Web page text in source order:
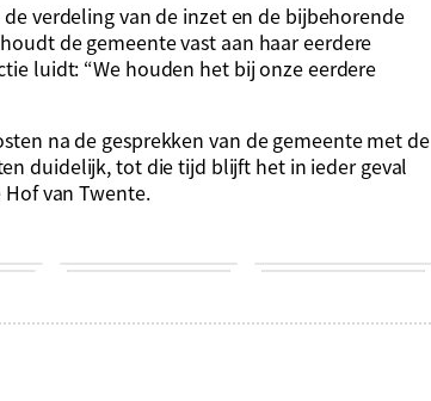
verdeling van de inzet en de bijbehorende
de gemeente vast aan haar eerdere
luidt: “We houden het bij onze eerdere
na de gesprekken van de gemeente met de
duidelijk, tot die tijd blijft het in ieder geval
van Twente.